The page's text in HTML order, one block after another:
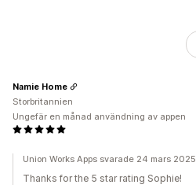
Namie Home
Storbritannien
Ungefär en månad användning av appen
Union Works Apps svarade 24 mars 2025
Thanks for the 5 star rating Sophie!